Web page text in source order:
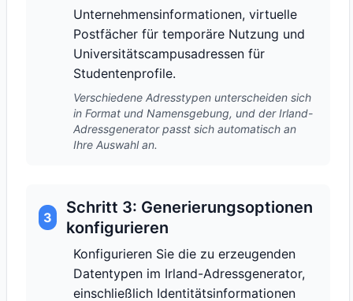
Unternehmensinformationen, virtuelle
Postfächer für temporäre Nutzung und
Universitätscampusadressen für
Studentenprofile.
Verschiedene Adresstypen unterscheiden sich
in Format und Namensgebung, und der Irland-
Adressgenerator passt sich automatisch an
Ihre Auswahl an.
3
Schritt 3: Generierungsoptionen
konfigurieren
Konfigurieren Sie die zu erzeugenden
Datentypen im Irland-Adressgenerator,
einschließlich Identitätsinformationen